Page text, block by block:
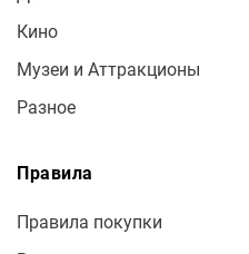
Кино
Музеи и Аттракционы
Разное
Правила
Правила покупки